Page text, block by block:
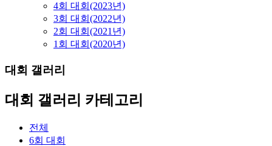
4회 대회(2023년)
3회 대회(2022년)
2회 대회(2021년)
1회 대회(2020년)
대회 갤러리
대회 갤러리 카테고리
전체
6회 대회